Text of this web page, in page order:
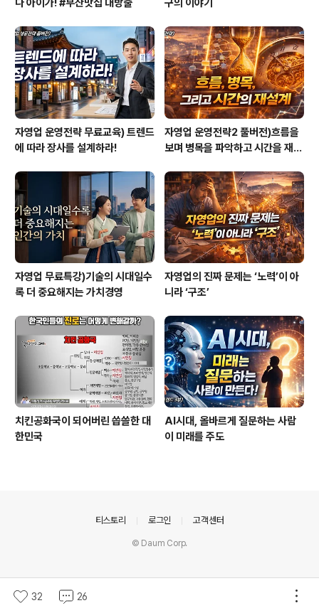
다 아이가! #부산맛집 대방출
구의 이야기
자영업 운영전략 무료교육) 트렌드
에 따라 장사를 설계하라!
자영업 운영전략2 풀버전)흐름을
보며 병목을 파악하고 시간을 재설
자영업 무료특강)기술의 시대일수
록 더 중요해지는 가치경영
자영업의 진짜 문제는 ‘노력’이 아
니라 ‘구조’
치킨공화국이 되어버린 씁쓸한 대
한민국
AI시대, 올바르게 질문하는 사람
이 미래를 주도
32 26
티스토리 로그인 고객센터
© Daum Corp.